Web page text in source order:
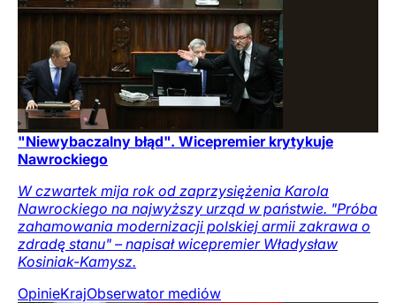
"Niewybaczalny błąd". Wicepremier krytykuje
Nawrockiego
W czwartek mija rok od zaprzysiężenia Karola
Nawrockiego na najwyższy urząd w państwie. "Próba
zahamowania modernizacji polskiej armii zakrawa o
zdradę stanu" – napisał wicepremier Władysław
Kosiniak-Kamysz.
OpinieKrajObserwator mediów